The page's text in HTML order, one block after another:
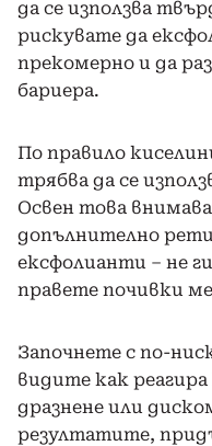
да се използва
рискувате да
прекомерно и да
бариера.
По правило
трябва да се
Освен това
допълнително
ексфолианти – не
правете почивки
Започнете с по-
видите как
дразнене или
резултатите,